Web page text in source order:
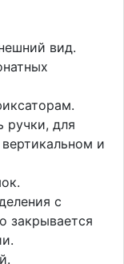
вид.
ручки, для
и
с
закрывается